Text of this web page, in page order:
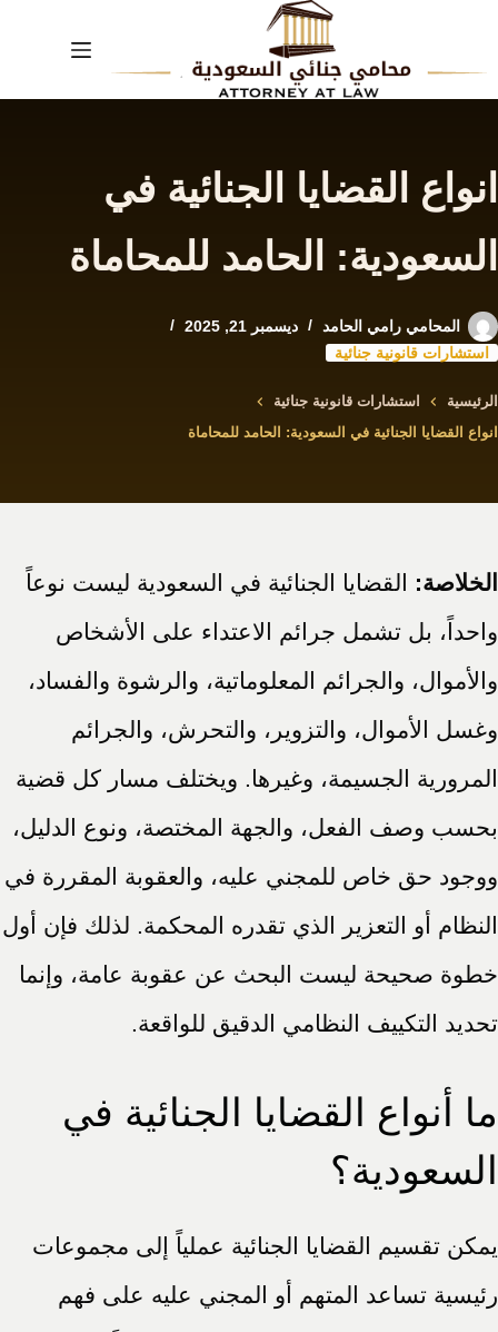
إلى
انواع القضايا الجنائية في
السعودية: الحامد للمحاماة
المحامي رامي الحامد
ديسمبر 21, 2025
استشارات قانونية جنائية
الرئيسية
استشارات قانونية جنائية
انواع القضايا الجنائية في السعودية: الحامد للمحاماة
الخلاصة: القضايا الجنائية في السعودية ليست نوعاً
واحداً، بل تشمل جرائم الاعتداء على الأشخاص
والأموال، والجرائم المعلوماتية، والرشوة والفساد،
وغسل الأموال، والتزوير، والتحرش، والجرائم
المرورية الجسيمة، وغيرها. ويختلف مسار كل قضية
بحسب وصف الفعل، والجهة المختصة، ونوع الدليل،
ووجود حق خاص للمجني عليه، والعقوبة المقررة في
النظام أو التعزير الذي تقدره المحكمة. لذلك فإن أول
خطوة صحيحة ليست البحث عن عقوبة عامة، وإنما
تحديد التكييف النظامي الدقيق للواقعة.
ما أنواع القضايا الجنائية في
السعودية؟
يمكن تقسيم القضايا الجنائية عملياً إلى مجموعات
رئيسية تساعد المتهم أو المجني عليه على فهم